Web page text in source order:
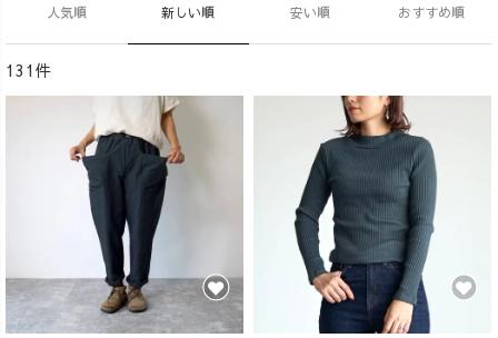
人気順 新しい順 安い順 おすすめ順
131件